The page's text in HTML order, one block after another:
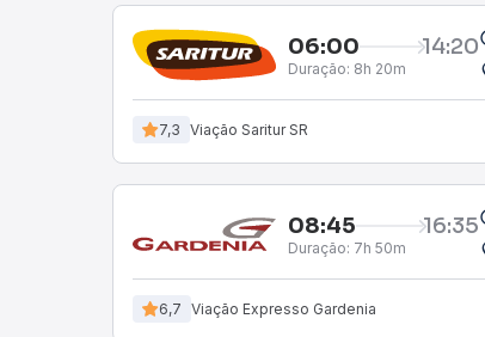
06:00 14:20
Duração: 8h 20m
7,3 Viação Saritur SR
08:45 16:35
Duração: 7h 50m
6,7 Viação Expresso Gardenia